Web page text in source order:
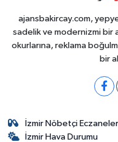
ajansbakircay.com,
sadelik ve modernizmi bir
okurlarına, reklama
bir
İzmir Nöbetçi Eczaneler
İzmir Hava Durumu